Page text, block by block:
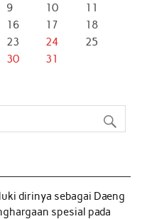
9 10
11
16 17
18
23 24
25
30
31
dirinya sebagai Daeng
spesial pada